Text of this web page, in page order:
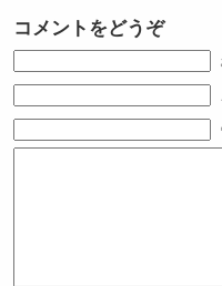
コメントをどうぞ